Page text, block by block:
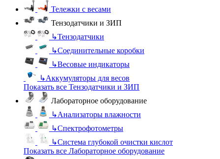
Тележки с весами
Тензодатчики и ЗИП
↳Тензодатчики
↳Соединительные коробки
↳Весовые индикаторы
↳Аккумуляторы для весов
Показать все Тензодатчики и ЗИП
Лабораторное оборудование
↳Анализаторы влажности
↳Спектрофотометры
↳Система глубокой очистки кислот
Показать все Лабораторное оборудование